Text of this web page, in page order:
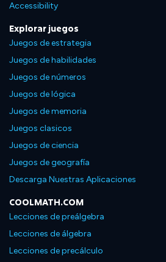
Accessibility
Explorar juegos
Juegos de estrategia
Juegos de habilidades
Juegos de números
Juegos de lógica
Juegos de memoria
Juegos clasicos
Juegos de ciencia
Juegos de geografía
Descarga Nuestras Aplicaciones
COOLMATH.COM
Lecciones de preálgebra
Lecciones de álgebra
Lecciones de precálculo